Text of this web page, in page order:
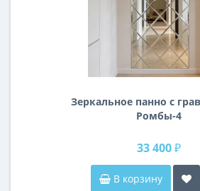
Зеркальное панно с
Ромбы-4
33 400 ₽
В корзину